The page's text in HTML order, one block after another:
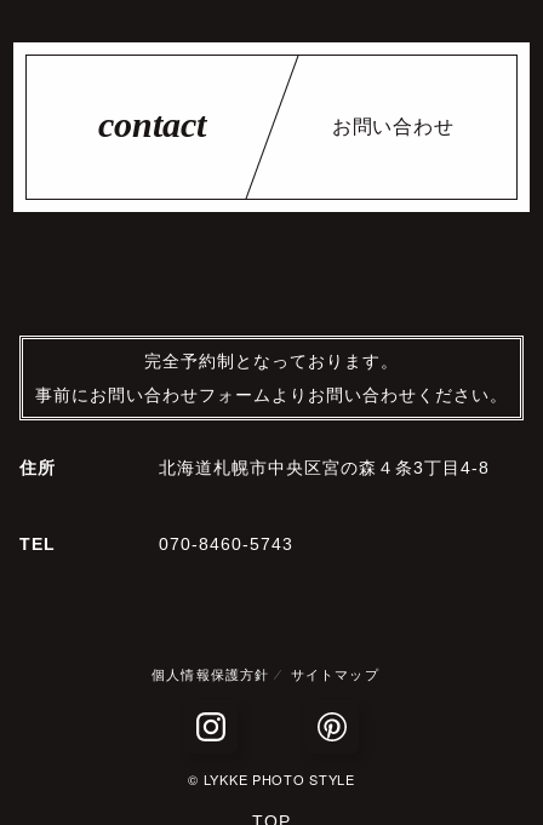
お問い合わせ
完全予約制となっております。
事前にお問い合わせフォームよりお問い合わせください。
住所 北海道札幌市中央区宮の森４条3丁目4-8
TEL 070-8460-5743
個人情報保護方針 サイトマップ
© LYKKE PHOTO STYLE
TOP